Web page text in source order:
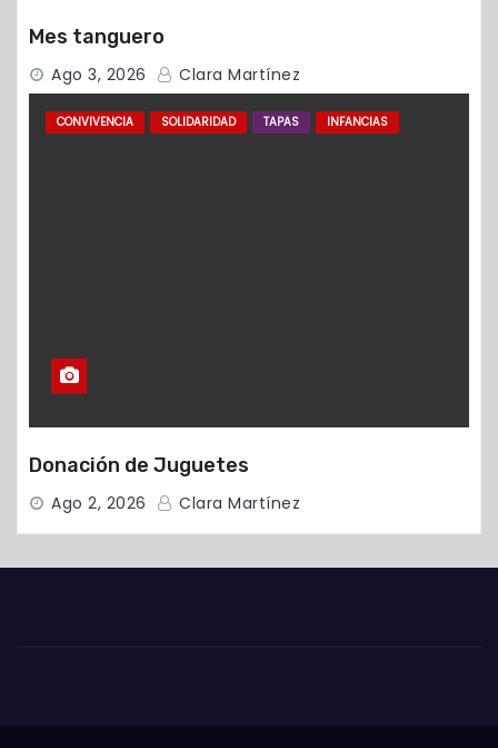
Mes tanguero
Ago 3, 2026 Clara Martínez
CONVIVENCIA SOLIDARIDAD TAPAS INFANCIAS
Donación de Juguetes
Ago 2, 2026 Clara Martínez